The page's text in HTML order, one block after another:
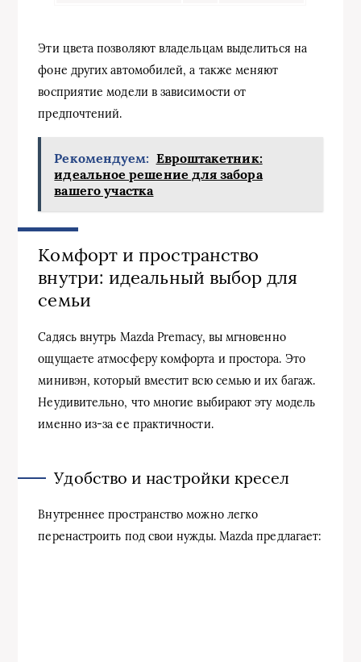
Эти цвета позволяют владельцам выделиться на
фоне других автомобилей, а также меняют
восприятие модели в зависимости от
предпочтений.
Рекомендуем: Евроштакетник:
идеальное решение для забора
вашего участка
Комфорт и пространство
внутри: идеальный выбор для
семьи
Садясь внутрь Mazda Premacy, вы мгновенно
ощущаете атмосферу комфорта и простора. Это
минивэн, который вместит всю семью и их багаж.
Неудивительно, что многие выбирают эту модель
именно из-за ее практичности.
Удобство и настройки кресел
Внутреннее пространство можно легко
перенастроить под свои нужды. Mazda предлагает: